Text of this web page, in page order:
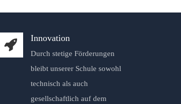
Innovation
Durch stetige Förderungen
bleibt unserer Schule sowohl
technisch als auch
gesellschaftlich auf dem